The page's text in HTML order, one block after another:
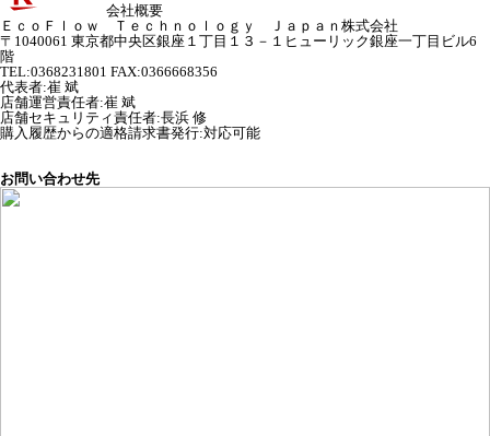
会社概要
ＥｃｏＦｌｏｗ Ｔｅｃｈｎｏｌｏｇｙ Ｊａｐａｎ株式会社
〒1040061 東京都中央区銀座１丁目１３－１ヒューリック銀座一丁目ビル6
階
TEL:0368231801 FAX:0366668356
代表者:崔 斌
店舗運営責任者:崔 斌
店舗セキュリティ責任者:長浜 修
購入履歴からの適格請求書発行:対応可能
お問い合わせ先